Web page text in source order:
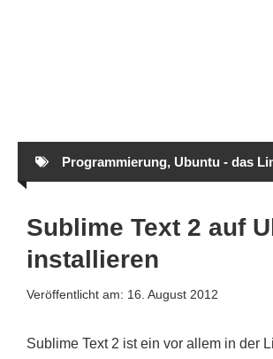
Programmierung, Ubuntu - das
Sublime Text 2 auf
installieren
Veröffentlicht am: 16. August 2012
Sublime Text 2 ist ein vor allem in der